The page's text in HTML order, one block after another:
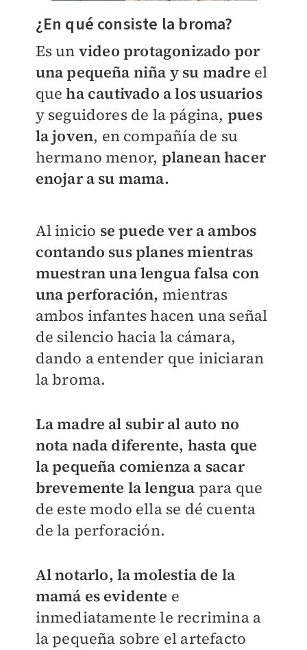
¿En qué consiste la broma?
Es un video protagonizado por
una pequeña niña y su madre el
queha cautivado a los usuarios
y seguidores de la página, pues
la joven, en compañía de su
hermano menor, planean hacer
enojar a su mama.
Al inicio se puede ver a ambos
contando sus planes mientras
muestran una lengua falsa con
una perforación, mientras
ambos infantes hacen una señal
de silencio hacia la cámara,
dando a entender que iniciaran
la broma.
La madre al subir al auto no
nota nada diferente, hasta que
la pequeña comienza a sacar
brevemente la lengua para que
de este modo ella se dé cuenta
de la perforación.
Al notarlo, la molestia de la
mamá es evidente e
inmediatamente le recrimina a
la pequeña sobre el artefacto